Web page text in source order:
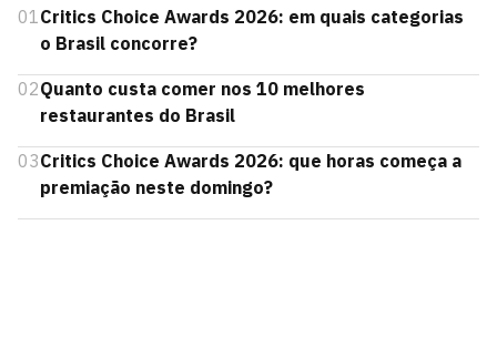
01Critics Choice Awards 2026: em quais categorias
o Brasil concorre?
02Quanto custa comer nos 10 melhores
restaurantes do Brasil
03Critics Choice Awards 2026: que horas começa a
premiação neste domingo?